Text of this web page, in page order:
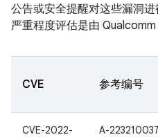
公告或安全提醒对这些漏洞
严重程度评估是由 Qualcomm
CVE 参考编号
CVE-2022-
A-223210037